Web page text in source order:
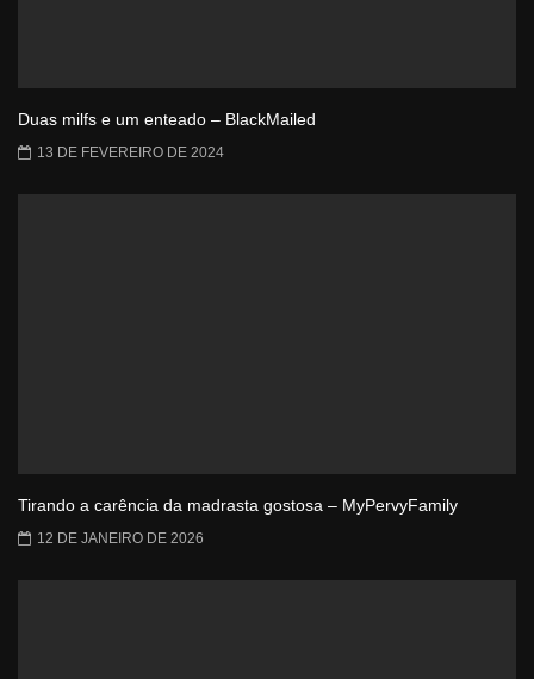
Duas milfs e um enteado – BlackMailed
13 DE FEVEREIRO DE 2024
Tirando a carência da madrasta gostosa – MyPervyFamily
12 DE JANEIRO DE 2026